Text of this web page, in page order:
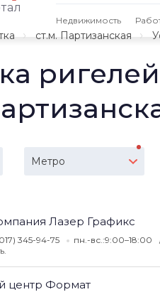
Недвижимость
ст.м. Партизанская
Метро
Лазер Графикс
345-94-75 пн.-вс.:9:00–18:00
центр Формат